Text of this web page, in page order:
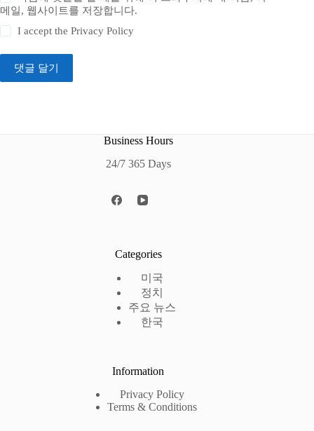
메일, 웹사이트를 저장합니다.
I accept thePrivacy Policy
댓글 달기
Business Hours
24/7 365 Days
Categories
미국
정치
주요 뉴스
한국
Information
Privacy Policy
Terms & Conditions